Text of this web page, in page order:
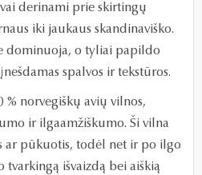
derinami prie skirtingų
iki jaukaus skandinaviško.
dominuoja, o tyliai papildo
spalvos ir tekstūros.
% norvegiškų avių vilnos,
ir ilgaamžiškumo. Ši vilna
ar pūkuotis, todėl net ir po ilgo
išvaizdą bei aiškią